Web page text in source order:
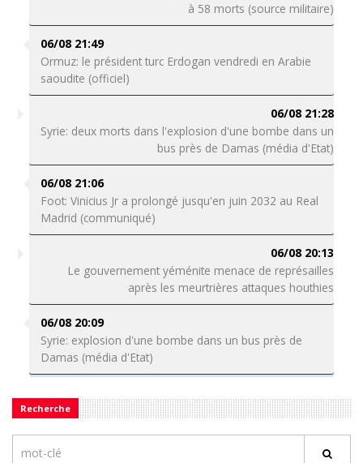
à 58 morts (source militaire)
06/08 21:49
Ormuz: le président turc Erdogan vendredi en Arabie
saoudite (officiel)
06/08 21:28
Syrie: deux morts dans l'explosion d'une bombe dans un
bus près de Damas (média d'Etat)
06/08 21:06
Foot: Vinicius Jr a prolongé jusqu'en juin 2032 au Real
Madrid (communiqué)
06/08 20:13
Le gouvernement yéménite menace de représailles
après les meurtrières attaques houthies
06/08 20:09
Syrie: explosion d'une bombe dans un bus près de
Damas (média d'Etat)
Recherche